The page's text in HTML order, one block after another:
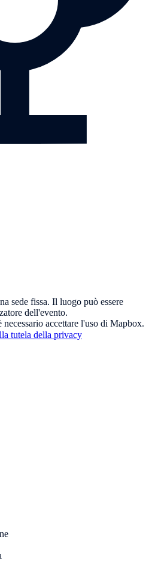
sede fissa. Il luogo può essere
dell'evento.
accettare l'uso di Mapbox.
tutela della privacy